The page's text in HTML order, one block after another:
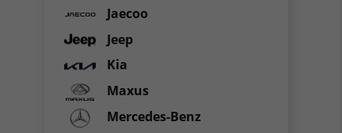
Jaecoo
Jeep
Kia
Maxus
Mercedes-Benz